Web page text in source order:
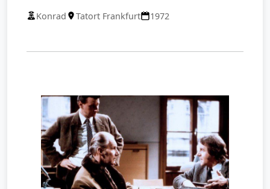
Konrad Tatort Frankfurt 1972